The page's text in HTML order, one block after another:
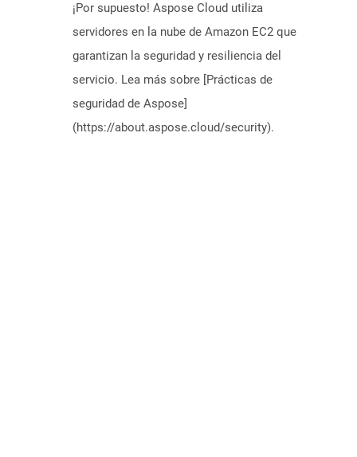
¡Por supuesto! Aspose Cloud utiliza
servidores en la nube de Amazon EC2 que
garantizan la seguridad y resiliencia del
servicio. Lea más sobre [Prácticas de
seguridad de Aspose]
(https://about.aspose.cloud/security).